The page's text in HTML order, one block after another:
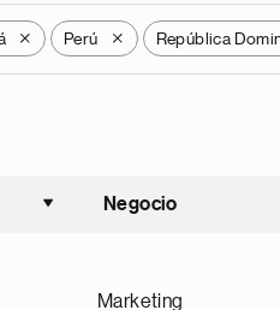
X Perú X República
Ordenar
Negocio
Marketing